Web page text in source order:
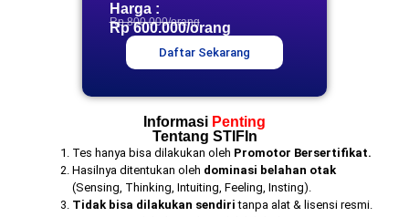
Harga :
Rp 800.000/orang
Rp 600.000/orang
Daftar Sekarang
Informasi Penting
Tentang STIFIn
Tes hanya bisa dilakukan oleh Promotor Bersertifikat.
Hasilnya ditentukan oleh dominasi belahan otak
(Sensing, Thinking, Intuiting, Feeling, Insting).
Tidak bisa dilakukan sendiri tanpa alat & lisensi resmi.